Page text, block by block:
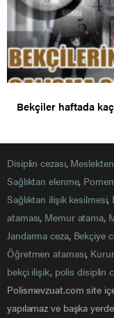
Bekçiler haftada
Disiplin cezası,
Sağlıktan elenme,
Sağlıktan ilişik kesilmesi,
ataması, Memur atama,
Jandarma ceza, Bekçiye
Öğretmen ataması,
bekçi ilişik, polis disiplin
Polismevzuat.com site
yapılamaz ve başka